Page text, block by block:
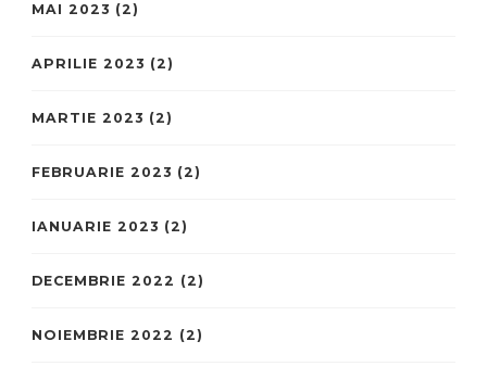
MAI 2023 (2)
APRILIE 2023 (2)
MARTIE 2023 (2)
FEBRUARIE 2023 (2)
IANUARIE 2023 (2)
DECEMBRIE 2022 (2)
NOIEMBRIE 2022 (2)